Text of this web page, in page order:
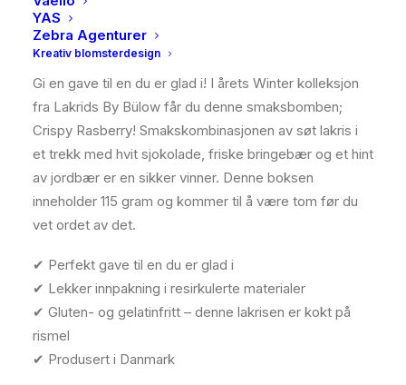
YAS
Zebra Agenturer
Kreativ blomsterdesign
BESKRIVELSE
Gi en gave til en du er glad i! I årets Winter kolleksjon
fra Lakrids By Bülow får du denne smaksbomben;
Crispy Rasberry! Smakskombinasjonen av søt lakris i
et trekk med hvit sjokolade, friske bringebær og et hint
av jordbær er en sikker vinner. Denne boksen
inneholder 115 gram og kommer til å være tom før du
vet ordet av det.
✔ Perfekt gave til en du er glad i
✔ Lekker innpakning i resirkulerte materialer
✔ Gluten- og gelatinfritt – denne lakrisen er kokt på
rismel
✔ Produsert i Danmark